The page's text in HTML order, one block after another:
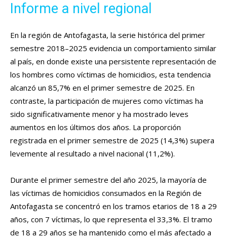
Informe a nivel regional
En la región de Antofagasta, la serie histórica del primer
semestre 2018–2025 evidencia un comportamiento similar
al país, en donde existe una persistente representación de
los hombres como víctimas de homicidios, esta tendencia
alcanzó un 85,7% en el primer semestre de 2025. En
contraste, la participación de mujeres como víctimas ha
sido significativamente menor y ha mostrado leves
aumentos en los últimos dos años. La proporción
registrada en el primer semestre de 2025 (14,3%) supera
levemente al resultado a nivel nacional (11,2%).
Durante el primer semestre del año 2025, la mayoría de
las víctimas de homicidios consumados en la Región de
Antofagasta se concentró en los tramos etarios de 18 a 29
años, con 7 víctimas, lo que representa el 33,3%. El tramo
de 18 a 29 años se ha mantenido como el más afectado a